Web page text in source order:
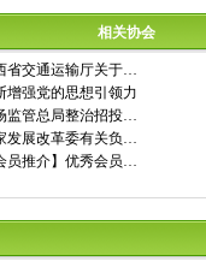
相关协会
省交通运输厅关于…
增强党的思想引领力
监管总局整治招投…
发展改革委有关负…
员推介】优秀会员…